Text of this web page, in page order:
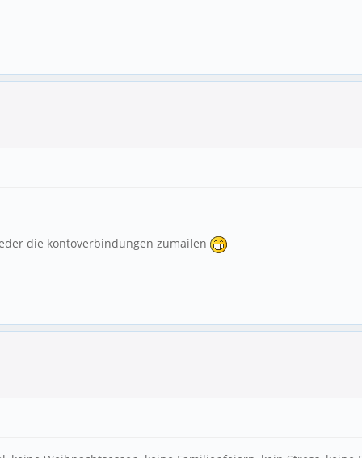
die kontoverbindungen zumailen